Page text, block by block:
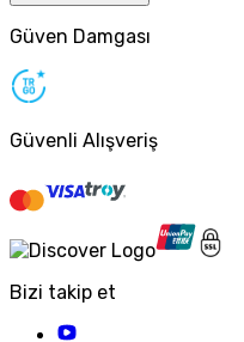
Güven Damgası
Güvenli Alışveriş
Bizi takip et